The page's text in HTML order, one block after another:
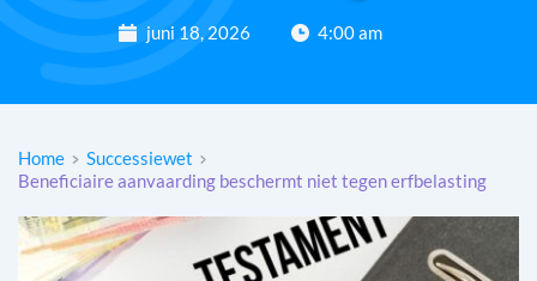
juni 18, 2026 4:00 am
Home
Successiewet
Beneficiaire aanvaarding beschermt niet tegen erfbelasting